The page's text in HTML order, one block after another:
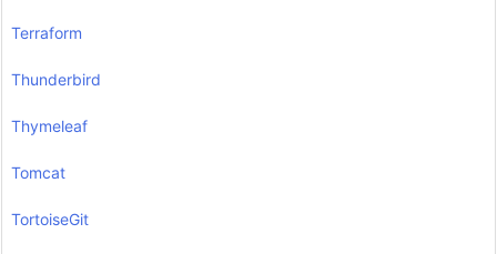
Terraform
Thunderbird
Thymeleaf
Tomcat
TortoiseGit